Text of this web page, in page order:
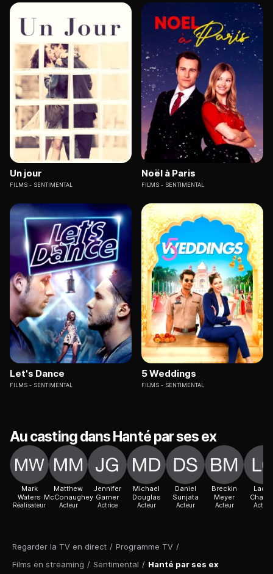
Regarder la TV en direct / Programme TV /
Films en streaming / Sentimental / Hanté par ses ex
Un jour
FILMS SENTIMENTAL
Noël à Paris
FILMS SENTIMENTAL
Let's Dance
FILMS SENTIMENTAL
5 Weddings
FILMS SENTIMENTAL
Au casting dans Hanté par ses ex
Mark
Waters
Réalisateur
Matthew
McConaughey
Acteur
Jennifer
Garner
Actrice
Michael
Douglas
Acteur
Daniel
Sunjata
Acteur
Breckin
Meyer
Acteur
Lacey
Actrice